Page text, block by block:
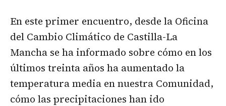
En este primer encuentro, desde la Oficina
del Cambio Climático de Castilla-La
Mancha se ha informado sobre cómo en los
últimos treinta años ha aumentado la
temperatura media en nuestra Comunidad,
cómo las precipitaciones han ido